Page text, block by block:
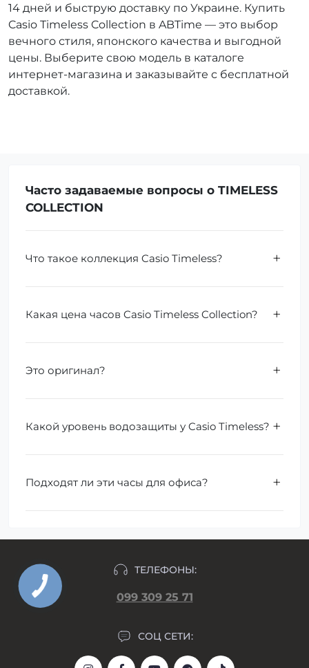
14 дней и быструю доставку по Украине. Купить
Casio Timeless Collection в ABTime — это выбор
вечного стиля, японского качества и выгодной
цены. Выберите свою модель в каталоге
интернет-магазина и заказывайте с бесплатной
доставкой.
Часто задаваемые вопросы о TIMELESS
COLLECTION
Что такое коллекция Casio Timeless?
Какая цена часов Casio Timeless Collection?
Это оригинал?
Какой уровень водозащиты у Casio Timeless?
Подходят ли эти часы для офиса?
ТЕЛЕФОНЫ:
099 309 25 71
СОЦ СЕТИ: